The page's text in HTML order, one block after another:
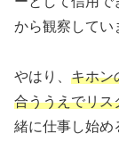
から観察してい
やはり、 キホン
合ううえでリス
緒に仕事し始め